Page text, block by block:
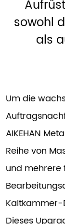
sowohl
als